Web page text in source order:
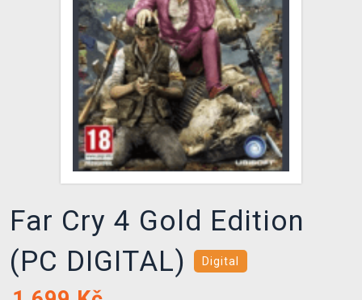
DOPRAVA
XZONE KLUB
TCG & BOARDGAME HUB
VÝKUP HER (BAZAR)
Far Cry 4 Gold Edition
(PC DIGITAL)
Digital